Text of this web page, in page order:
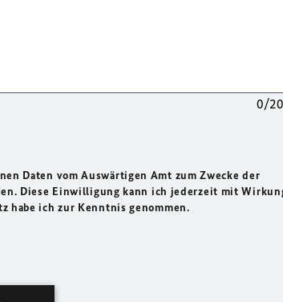
0/
Daten vom Auswärtigen Amt zum Zwecke der
Diese Einwilligung kann ich jederzeit mit
habe ich zur Kenntnis genommen.